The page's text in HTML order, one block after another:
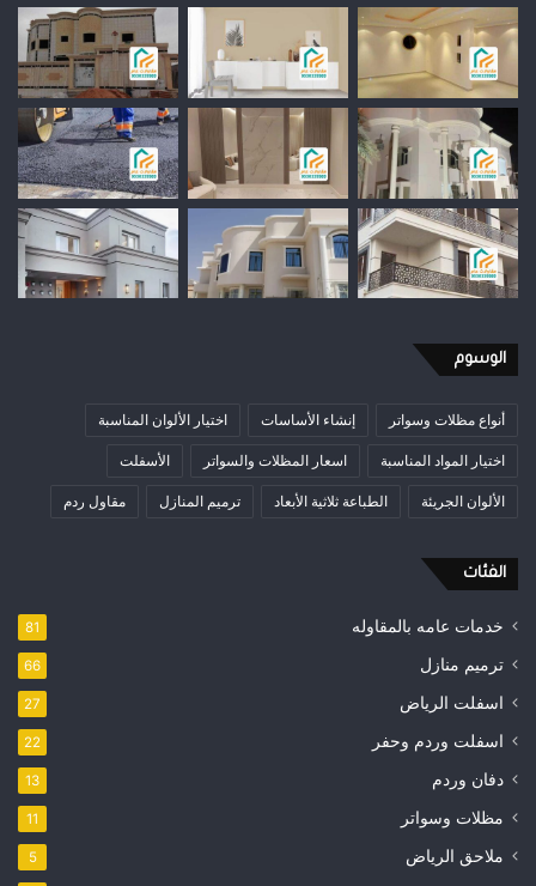
الوسوم
أنواع مظلات وسواتر إنشاء الأساسات اختيار الألوان المناسبة
اختيار المواد المناسبة اسعار المظلات والسواتر الأسفلت
الألوان الجريئة الطباعة ثلاثية الأبعاد ترميم المنازل مقاول ردم
الفئات
خدمات عامه بالمقاوله 81
ترميم منازل 66
اسفلت الرياض 27
اسفلت وردم وحفر 22
دفان وردم 13
مظلات وسواتر 11
ملاحق الرياض 5